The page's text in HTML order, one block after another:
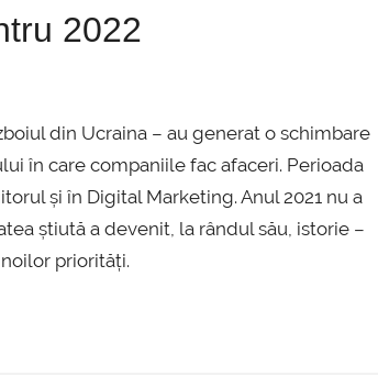
2022
din Ucraina – au generat o schimbare
în care companiile fac afaceri. Perioada
și în Digital Marketing. Anul 2021 nu a
știută a devenit, la rândul său, istorie –
priorități.